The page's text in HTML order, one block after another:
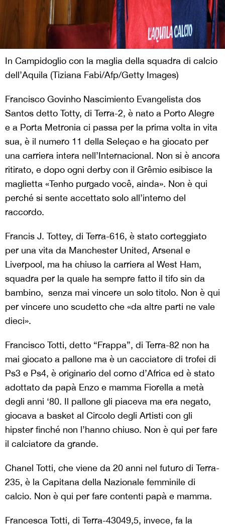
In Campidoglio con la maglia della squadra di calcio
dell’Aquila (Tiziana Fabi/Afp/Getty Images)
Francisco Govinho Nascimiento Evangelista dos
Santos detto Totty, di Terra-2, è nato a Porto Alegre
e a Porta Metronia ci passa per la prima volta in vita
sua, è il numero 11 della Seleçao e ha giocato per
una carriera intera nell’Internacional. Non si è ancora
ritirato, e dopo ogni derby con il Grêmio esibisce la
maglietta «Tenho purgado você, ainda». Non è qui
perché si sente accettato solo all’interno del
raccordo.
Francis J. Tottey, di Terra-616, è stato corteggiato
per una vita da Manchester United, Arsenal e
Liverpool, ma ha chiuso la carriera al West Ham,
squadra per la quale ha sempre fatto il tifo sin da
bambino, senza mai vincere un solo titolo. Non è qui
per vincere uno scudetto che «da altre parti ne vale
dieci».
Francisco Totti, detto “Frappa”, di Terra-82 non ha
mai giocato a pallone ma è un cacciatore di trofei di
Ps3 e Ps4, è originario del corno d’Africa ed è stato
adottato da papà Enzo e mamma Fiorella a metà
degli anni ‘80. Il pallone gli piaceva ma era negato,
giocava a basket al Circolo degli Artisti con gli
hipster finché non l’hanno chiuso. Non è qui per fare
il calciatore da grande.
Chanel Totti, che viene da 20 anni nel futuro di Terra-
235, è la Capitana della Nazionale femminile di
calcio. Non è qui per fare contenti papà e mamma.
Francesca Totti, di Terra-43049,5, invece, fa la